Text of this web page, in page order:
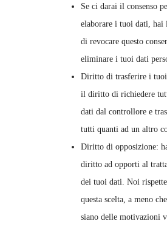
Se ci darai il consenso
elaborare i tuoi dati,
di revocare questo
eliminare i tuoi dati
Diritto di trasferire i
il diritto di richiedere
dati dal controllore e
tutti quanti ad un altro
Diritto di opposizione:
diritto ad opporti al
dei tuoi dati. Noi
questa scelta, a meno
siano delle motivazioni